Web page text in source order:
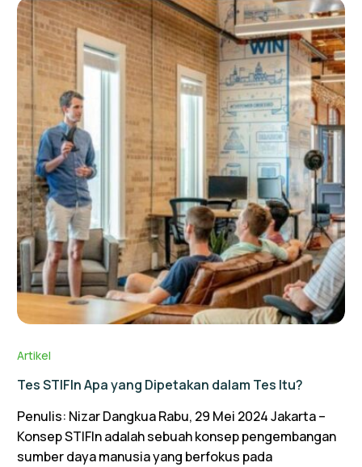
Artikel
Tes STIFIn Apa yang Dipetakan dalam Tes Itu?
Penulis: Nizar Dangkua Rabu, 29 Mei 2024 Jakarta –
Konsep STIFIn adalah sebuah konsep pengembangan
sumber daya manusia yang berfokus pada